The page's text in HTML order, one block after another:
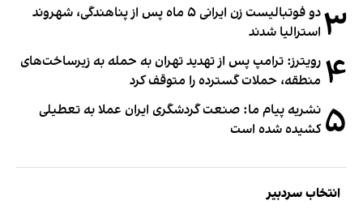
۳
دو فوتبالیست زن ایرانی ۵ ماه پس از پناهندگی، شهروند
استرالیا شدند
۴ رویترز: ترامپ پس از تهدید تهران به حمله به زیرساخت‌های
منطقه، حملات گسترده را متوقف کرد
۵ نشریه پیام ما: صنعت گردشگری ایران عملا به تعطیلی
کشیده شده است
انتخاب سردبیر